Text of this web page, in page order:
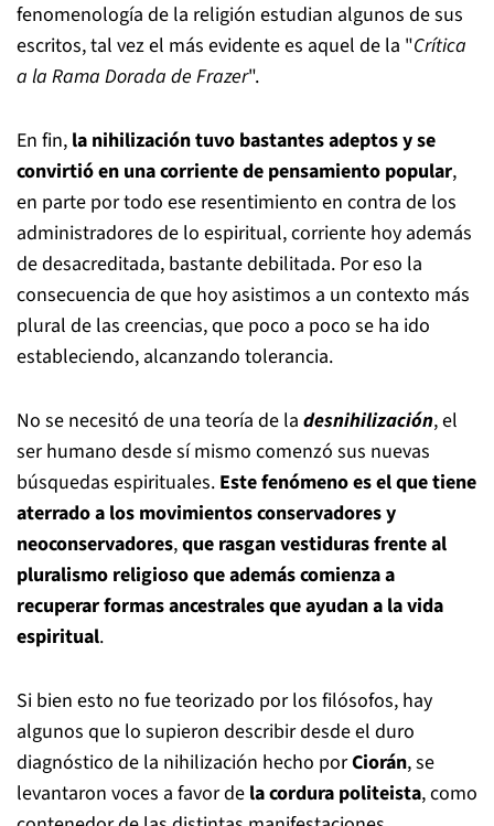
fenomenología de la religión estudian algunos de sus
escritos, tal vez el más evidente es aquel de la "Crítica
a la Rama Dorada de Frazer".
En fin, la nihilización tuvo bastantes adeptos y se
convirtió en una corriente de pensamiento popular,
en parte por todo ese resentimiento en contra de los
administradores de lo espiritual, corriente hoy además
de desacreditada, bastante debilitada. Por eso la
consecuencia de que hoy asistimos a un contexto más
plural de las creencias, que poco a poco se ha ido
estableciendo, alcanzando tolerancia.
No se necesitó de una teoría de la desnihilización, el
ser humano desde sí mismo comenzó sus nuevas
búsquedas espirituales. Este fenómeno es el que tiene
aterrado a los movimientos conservadores y
neoconservadores,que rasgan vestiduras frente al
pluralismo religioso que además comienza a
recuperar formas ancestrales que ayudan a la vida
espiritual.
Si bien esto no fue teorizado por los filósofos, hay
algunos que lo supieron describir desde el duro
diagnóstico de la nihilización hecho porCiorán, se
levantaron voces a favor de la cordura politeista, como